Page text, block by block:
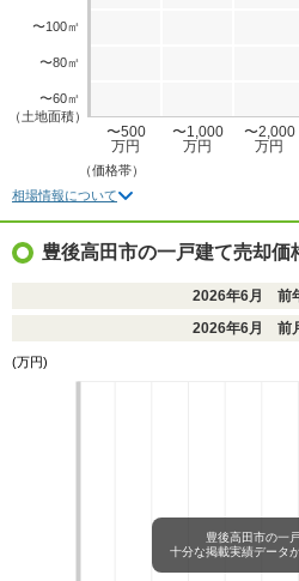
〜100㎡
〜80㎡
〜60㎡
（土地面積）
〜500
万円
〜1,000
万円
〜2,000
万円
（価格帯）
相場情報について
豊後高田市の一戸建て売却価
2026年6月 前
2026年6月 前
豊後高田市の一
十分な掲載実績データ
(万円)